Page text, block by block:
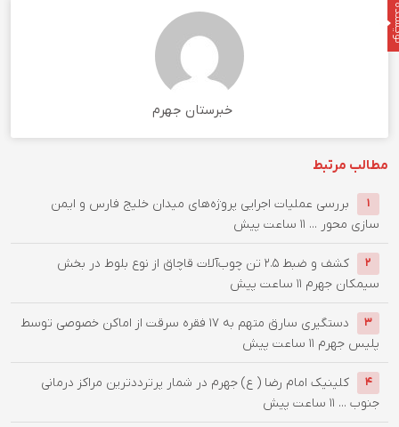
خبرستان جهرم
مطالب مرتبط
1
بررسی عملیات اجرایی پروژه‌های میدان خلیج فارس و ایمن
سازی محور ... 11 ساعت پیش
2
کشف و ضبط ۲.۵ تن چوب‌آلات قاچاق از نوع بلوط در بخش
سیمکان جهرم 11 ساعت پیش
3
دستگيری سارق متهم به ۱۷ فقره سرقت از اماکن خصوصی توسط
پلیس جهرم 11 ساعت پیش
4
کلینیک امام رضا ( ع) جهرم در شمار پرترددترین مراکز درمانی
جنوب ... 11 ساعت پیش